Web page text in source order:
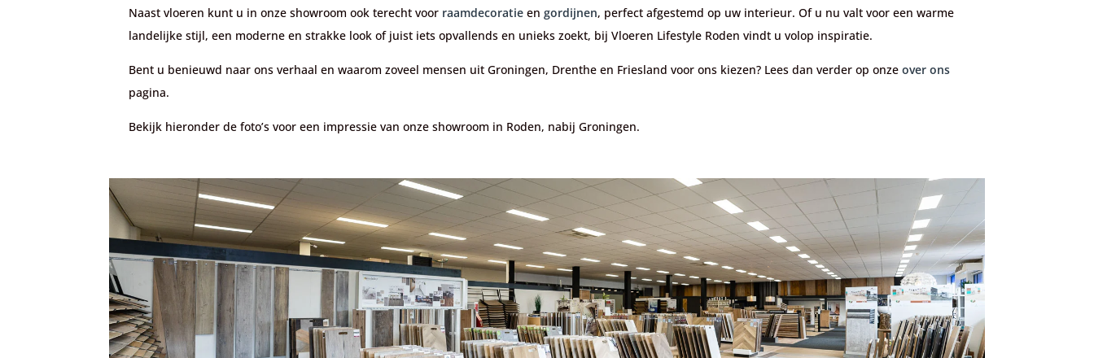
Naast vloeren kunt u in onze showroom ook terecht voor raamdecoratie engordijnen, perfect afgestemd op uw interieur. Of u nu valt voor een warme
landelijke stijl, een moderne en strakke look of juist iets opvallends en unieks zoekt, bij Vloeren Lifestyle Roden vindt u volop inspiratie.
Bent u benieuwd naar ons verhaal en waarom zoveel mensen uit Groningen, Drenthe en Friesland voor ons kiezen? Lees dan verder op onzeover ons
pagina.
Bekijk hieronder de foto’s voor een impressie van onze showroom in Roden, nabij Groningen.